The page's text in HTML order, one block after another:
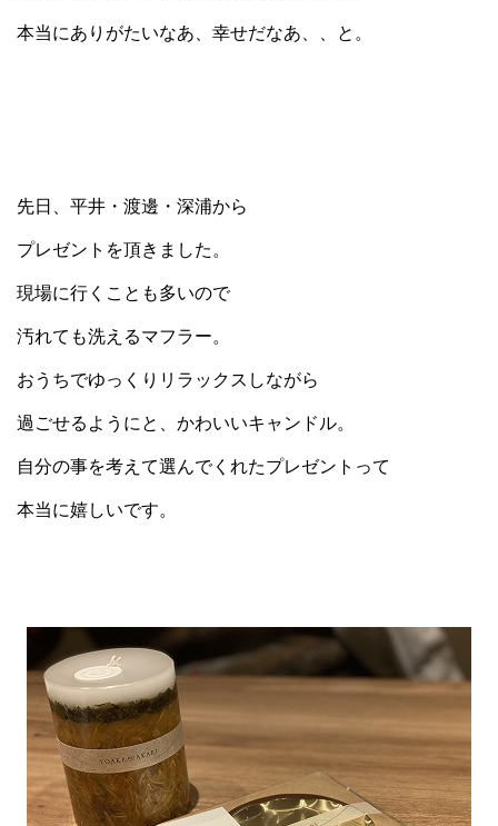
本当にありがたいなあ、幸せだなあ、、と。
先日、平井・渡邊・深浦から
プレゼントを頂きました。
現場に行くことも多いので
汚れても洗えるマフラー。
おうちでゆっくりリラックスしながら
過ごせるようにと、かわいいキャンドル。
自分の事を考えて選んでくれたプレゼントって
本当に嬉しいです。